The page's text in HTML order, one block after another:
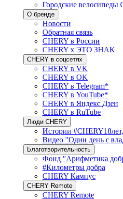
Городские велосипеды
О бренде
Новости
Обратная связь
CHERY в России
CHERY x ЭТО ЗНАК
CHERY в соцсетях
CHERY в VK
CHERY в OK
CHERY в Telegram*
CHERY в YouTube*
CHERY в Яндекс Дзен
CHERY в RuTube
Люди CHERY
Истории
Видео "Один день с
Благотворительность
Фонд "Арифметика
#Километры добра
CHERY Кампус
CHERY Remote
CHERY Remote